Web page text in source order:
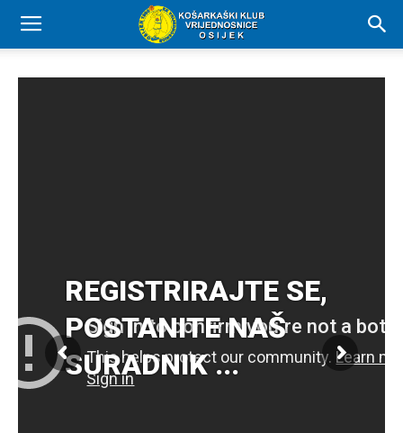
REGISTRIRAJTE SE,
POSTANITE NAŠ
SURADNIK ...